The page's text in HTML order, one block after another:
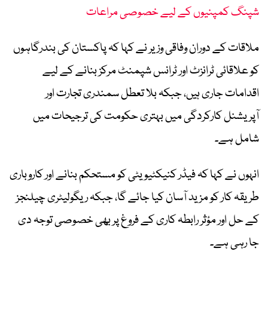
شپنگ کمپنیوں کے لیے خصوصی مراعات
ملاقات کے دوران وفاقی وزیر نے کہا کہ پاکستان کی بندرگاہوں
کو علاقائی ٹرانزٹ اور ٹرانس شپمنٹ مرکز بنانے کے لیے
اقدامات جاری ہیں، جبکہ بلا تعطل سمندری تجارت اور
آپریشنل کارکردگی میں بہتری حکومت کی ترجیحات میں
شامل ہے۔
انہوں نے کہا کہ فیڈر کنیکٹیویٹی کو مستحکم بنانے اور کاروباری
طریقہ کار کو مزید آسان کیا جائے گا، جبکہ ریگولیٹری چیلنجز
کے حل اور مؤثر رابطہ کاری کے فروغ پر بھی خصوصی توجہ دی
جا رہی ہے۔